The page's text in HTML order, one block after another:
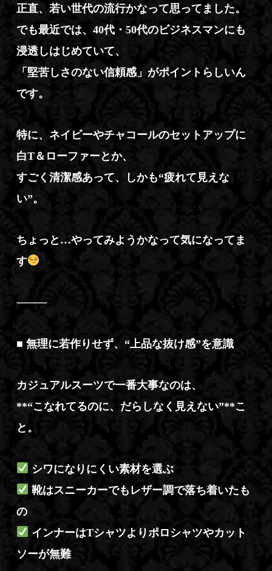
正直、若い世代の流行かなって思ってました。
でも最近では、40代・50代のビジネスマンにも
浸透しはじめていて、
「堅苦しさのない信頼感」がポイントらしいん
です。
特に、ネイビーやチャコールのセットアップに
白T＆ローファーとか、
すごく清潔感あって、しかも“疲れて見えな
い”。
ちょっと…やってみようかなって気になってま
す
⸻
■ 無理に若作りせず、“上品な抜け感”を意識
カジュアルスーツで一番大事なのは、
**“こなれてるのに、だらしなく見えない”**こ
と。
シワになりにくい素材を選ぶ
靴はスニーカーでもレザー調で落ち着いたも
の
インナーはTシャツよりポロシャツやカット
ソーが無難